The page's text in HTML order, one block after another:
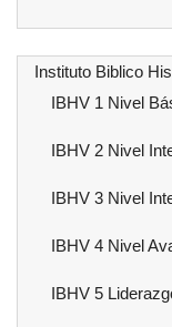
Instituto Biblico
IBHV 1 Nivel
IBHV 2 Nivel
IBHV 3 Nivel
IBHV 4 Nivel
IBHV 5